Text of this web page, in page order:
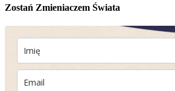
Zostań Zmieniaczem Świata